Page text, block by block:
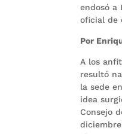
endosó a
oficial de
Por
A los
resultó
la sede
idea
Consejo